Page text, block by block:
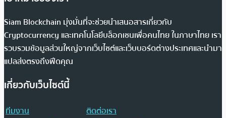
Siam Blockchain มุ่งมั่นที่จะช่วยนำเสนอสารเกี่ยวกับ
Cryptocurrency และเทคโนโลยีบล็อกเชนเพื่อคนไทย ในภาษาไทย เรา
รวบรวมข้อมูลส่วนใหญ่จากเว็บไซต์และเว็บบอร์ดต่างประเทศและนำมา
แปลส่งตรงถึงฟีดคุณ
เกี่ยวกับเว็บไซต์นี้
ทีมงาน
ติดต่อเรา